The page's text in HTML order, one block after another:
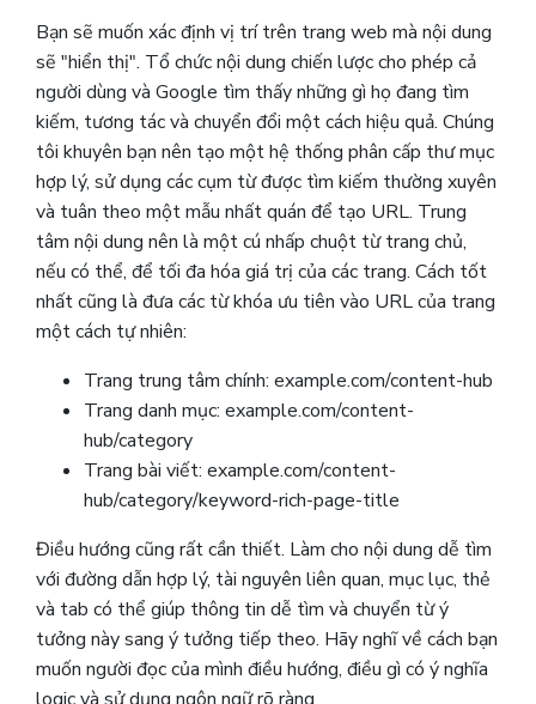
Bạn sẽ muốn xác định vị trí trên trang web mà nội dung
sẽ "hiển thị". Tổ chức nội dung chiến lược cho phép cả
người dùng và Google tìm thấy những gì họ đang tìm
kiếm, tương tác và chuyển đổi một cách hiệu quả. Chúng
tôi khuyên bạn nên tạo một hệ thống phân cấp thư mục
hợp lý, sử dụng các cụm từ được tìm kiếm thường xuyên
và tuân theo một mẫu nhất quán để tạo URL. Trung
tâm nội dung nên là một cú nhấp chuột từ trang chủ,
nếu có thể, để tối đa hóa giá trị của các trang. Cách tốt
nhất cũng là đưa các từ khóa ưu tiên vào URL của trang
một cách tự nhiên:
Trang trung tâm chính: example.com/content-hub
Trang danh mục: example.com/content-
hub/category
Trang bài viết: example.com/content-
hub/category/keyword-rich-page-title
Điều hướng cũng rất cần thiết. Làm cho nội dung dễ tìm
với đường dẫn hợp lý, tài nguyên liên quan, mục lục, thẻ
và tab có thể giúp thông tin dễ tìm và chuyển từ ý
tưởng này sang ý tưởng tiếp theo. Hãy nghĩ về cách bạn
muốn người đọc của mình điều hướng, điều gì có ý nghĩa